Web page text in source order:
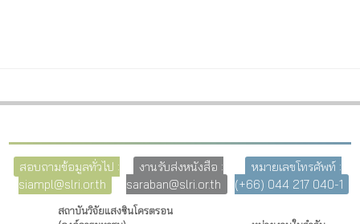
สอบถามข้อมูลทั่วไป :
siampl@slri.or.th
งานรับส่งหนังสือ :
saraban@slri.or.th
หมายเลขโทรศัพท์ :
(+66) 044 217 040-1
สถาบันวิจัยแสงซินโครตรอน